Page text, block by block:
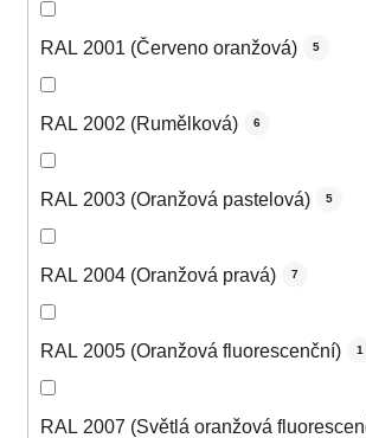
RAL 2001 (Červeno oranžová) 5
RAL 2002 (Rumělková) 6
RAL 2003 (Oranžová pastelová) 5
RAL 2004 (Oranžová pravá) 7
RAL 2005 (Oranžová fluorescenční) 1
RAL 2007 (Světlá oranžová